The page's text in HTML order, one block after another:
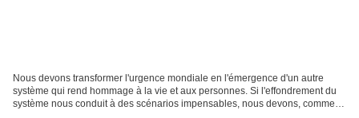
Nous devons transformer l'urgence mondiale en l'émergence d'un autre
système qui rend hommage à la vie et aux personnes. Si l'effondrement du
système nous conduit à des scénarios impensables, nous devons, comme le